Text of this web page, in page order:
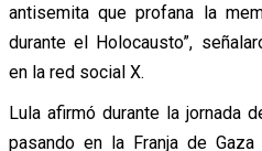
antisemita que profana la
durante el Holocausto”,
en la red social X.
Lula afirmó durante la jornada
pasando en la Franja de